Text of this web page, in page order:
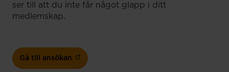
ser till att du inte får något glapp i ditt
medlemskap.
Gå till ansökan